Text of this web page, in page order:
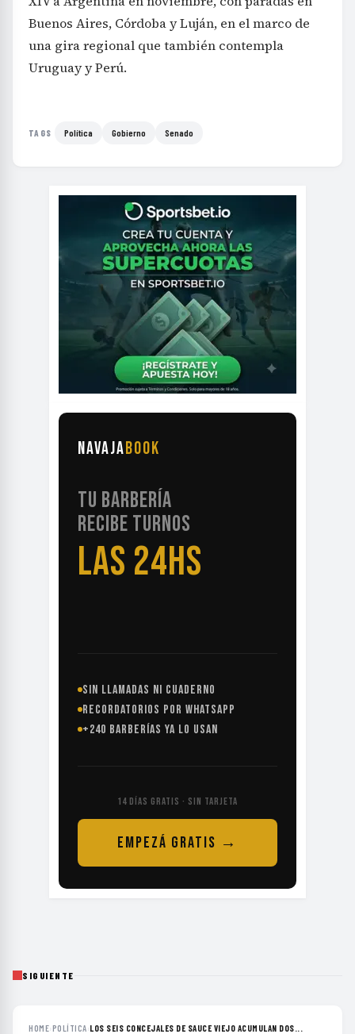
Buenos Aires, Córdoba y Luján, en el marco de
una gira regional que también contempla
Uruguay y Perú.
TAGS Política Gobierno Senado
NAVAJABOOK
TU BARBERÍA
RECIBE TURNOS
LAS 24HS
SIN LLAMADAS NI CUADERNO
RECORDATORIOS POR WHATSAPP
+240 BARBERÍAS YA LO USAN
14 DÍAS GRATIS · SIN TARJETA
EMPEZÁ GRATIS →
SIGUIENTE
HOME›POLÍTICA›LOS SEIS CONCEJALES DE SAUCE VIEJO ACUMULAN DOS...